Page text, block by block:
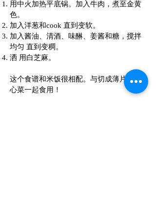
用中火加热平底锅。加入牛肉，煮至金黄
色。
加入洋葱和cook 直到变软。
加入酱油、清酒、味醂、姜酱和糖，搅拌
均匀 直到变稠。
洒 用白芝麻。
这个食谱和米饭很相配。与切成薄片的卷
心菜一起食用！